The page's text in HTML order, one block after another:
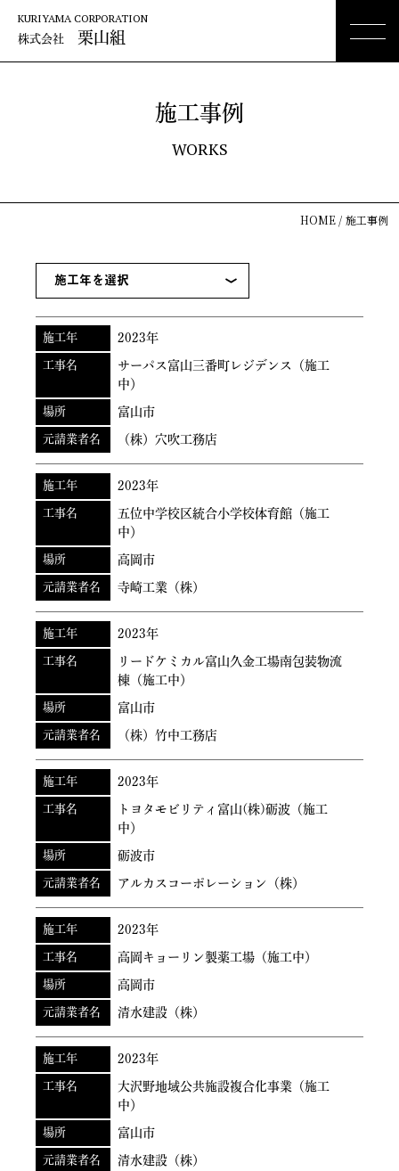
KURIYAMA CORPORATION
株式会社 栗山組
施工事例
WORKS
HOME 施工事例
施工年 2023年
工事名
サーパス富山三番町レジデンス（施工
中）
場所 富山市
元請業者名 （株）穴吹工務店
施工年 2023年
工事名
五位中学校区統合小学校体育館（施工
中）
場所 高岡市
元請業者名 寺崎工業（株）
施工年 2023年
工事名
リードケミカル富山久金工場南包装物流
棟（施工中）
場所 富山市
元請業者名 （株）竹中工務店
施工年 2023年
工事名
トヨタモビリティ富山(株)砺波（施工
中）
場所 砺波市
元請業者名 アルカスコーポレーション（株）
施工年 2023年
工事名 高岡キョーリン製薬工場（施工中）
場所 高岡市
元請業者名 清水建設（株）
施工年 2023年
工事名
大沢野地域公共施設複合化事業（施工
中）
場所 富山市
元請業者名 清水建設（株）